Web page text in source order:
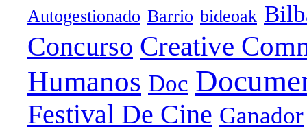
Autogestionado Barrio bideoak
Concurso Creative
Humanos Doc
Festival De Cine Ganador